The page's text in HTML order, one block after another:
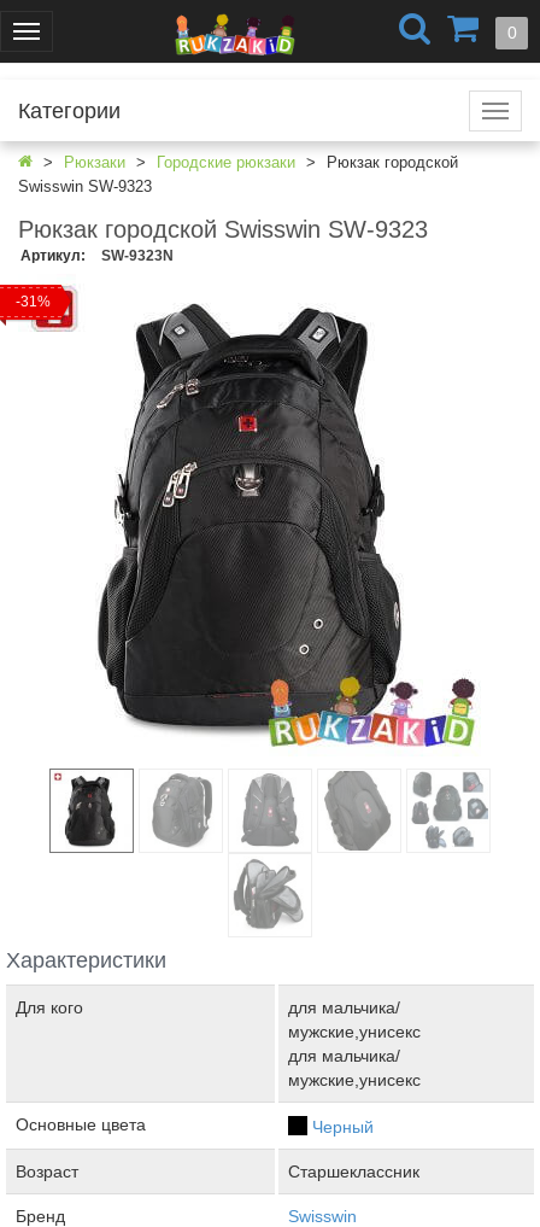
Меню 0
+7 (499) 404-0550
г. Москва
+7 (812) 424-4251
Категории
Рюкзаки Городские рюкзаки
Рюкзак городской
Swisswin SW-9323
Рюкзак городской Swisswin SW-9323
Артикул: SW-9323N
-31%
Характеристики
Для кого
для мальчика/
мужские,унисекс
для мальчика/
мужские,унисекс
Основные цвета Черный
Возраст Старшеклассник
Бренд Swisswin